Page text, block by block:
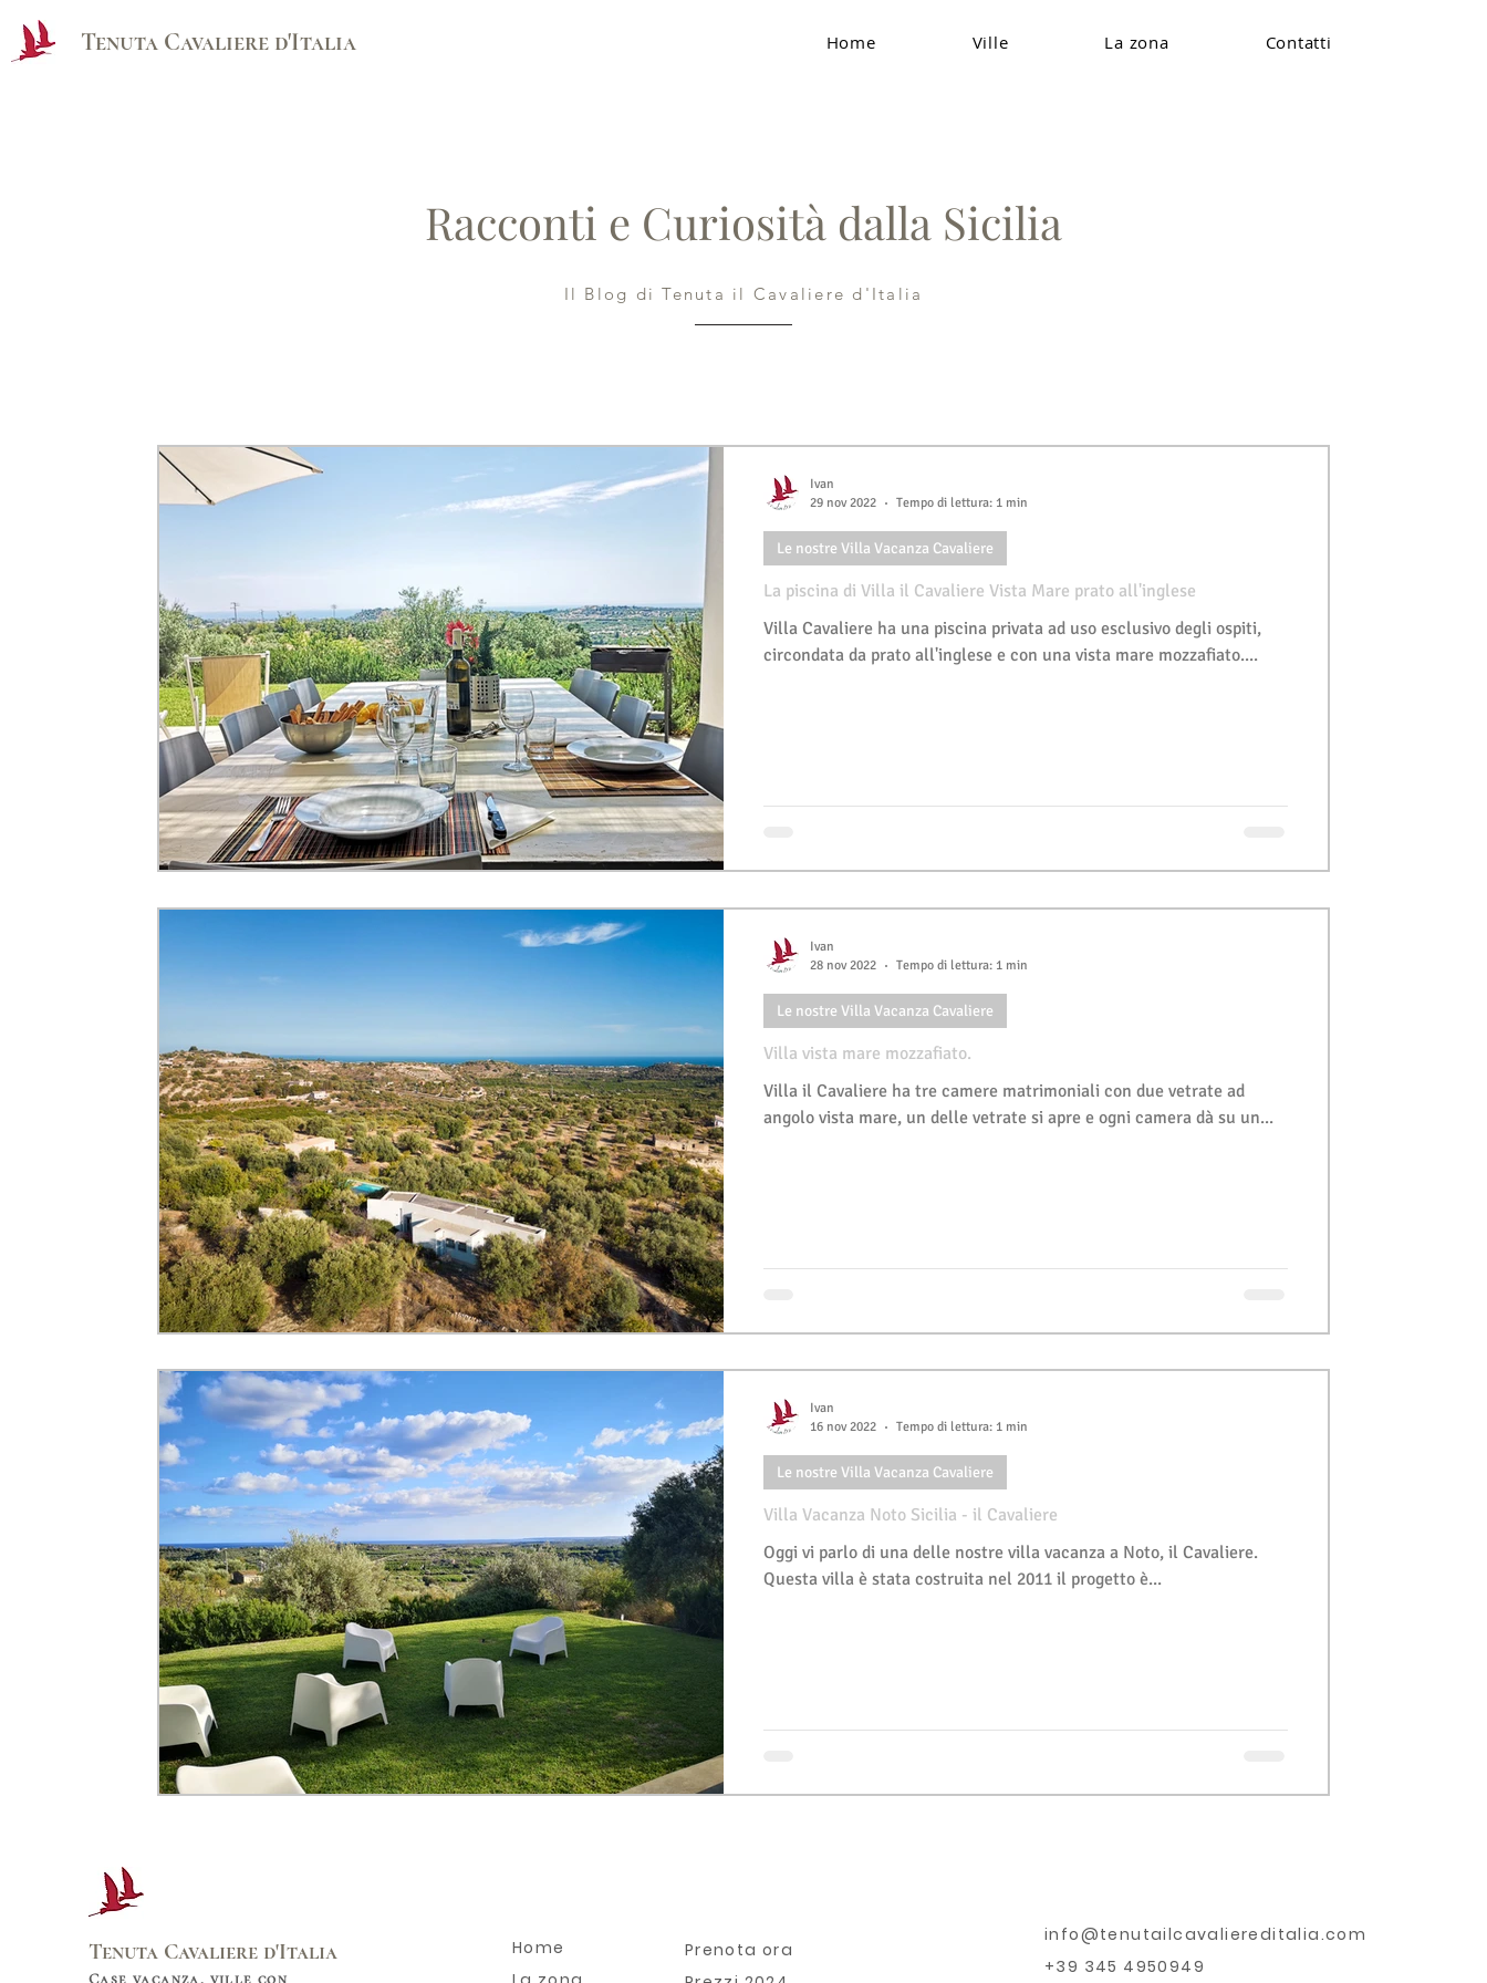
Tenuta Cavaliere d'Italia Home Ville La zona Contatti
Racconti e Curiosità dalla Sicilia
Il Blog di Tenuta il Cavaliere d'Italia
La piscina di Villa il Cavaliere Vista Mare prato all'inglese
Villa Cavaliere ha una piscina privata ad uso esclusivo degli ospiti,
circondata da prato all'inglese e con una vista mare mozzafiato....
Le nostre Villa Vacanza Cavaliere
Ivan
29 nov 2022
Tempo di lettura: 1 min
Villa vista mare mozzafiato.
Villa il Cavaliere ha tre camere matrimoniali con due vetrate ad
angolo vista mare, un delle vetrate si apre e ogni camera dà su un...
Le nostre Villa Vacanza Cavaliere
Ivan
28 nov 2022
Tempo di lettura: 1 min
Villa Vacanza Noto Sicilia - il Cavaliere
Oggi vi parlo di una delle nostre villa vacanza a Noto, il Cavaliere.
Questa villa è stata costruita nel 2011 il progetto è...
Le nostre Villa Vacanza Cavaliere
Ivan
16 nov 2022
Tempo di lettura: 1 min
Tenuta Cavaliere d'Italia
Case vacanza, ville con
Home
Prenota ora
info@tenutailcavaliereditalia.com
+39 345 4950949